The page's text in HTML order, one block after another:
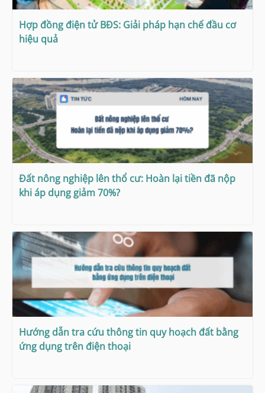
Hợp đồng điện tử BĐS: Giải pháp hạn chế đầu cơ
hiệu quả
Đất nông nghiệp lên thổ cư: Hoàn lại tiền đã nộp
khi áp dụng giảm 70%?
Hướng dẫn tra cứu thông tin quy hoạch đất bằng
ứng dụng trên điện thoại